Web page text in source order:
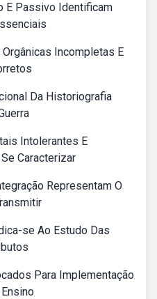
E Passivo Identificam
Incompletas E
Da Historiografia
Intolerantes E
Caracterizar
Representam O
se Ao Estudo Das
Para Implementação